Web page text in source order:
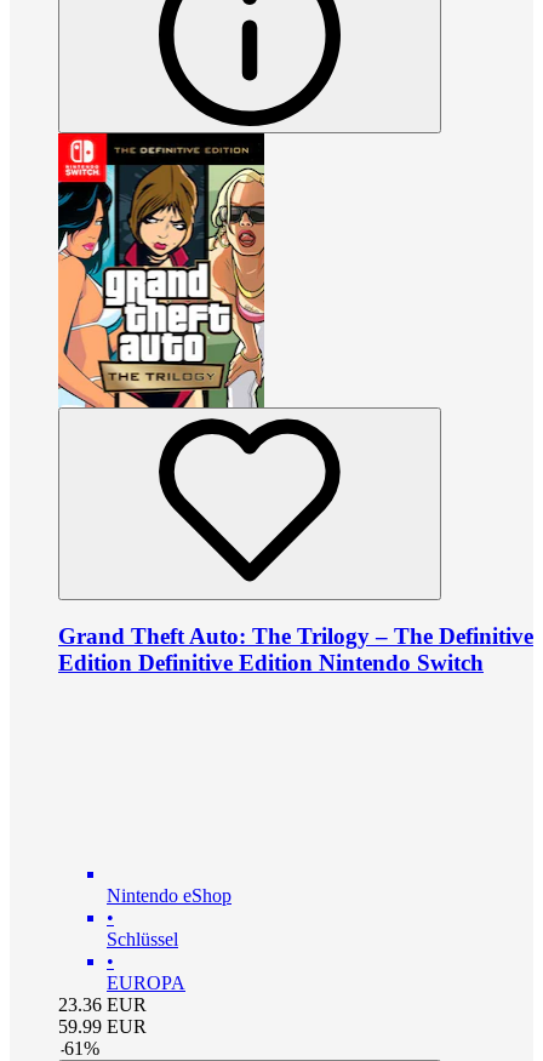
Grand Theft Auto: The Trilogy – The Definitive
Edition Definitive Edition Nintendo Switch
Nintendo eShop
•
Schlüssel
•
EUROPA
23.36 EUR
59.99 EUR
-61%